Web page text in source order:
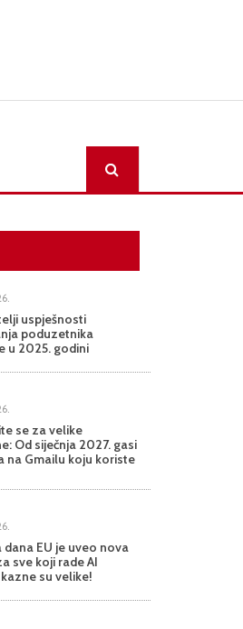
uspješnosti
poduzetnika
u 2025. godini
se za velike
Od siječnja 2027. gasi
na Gmailu koju koriste
dana EU je uveo nova
sve koji rade AI
su velike!